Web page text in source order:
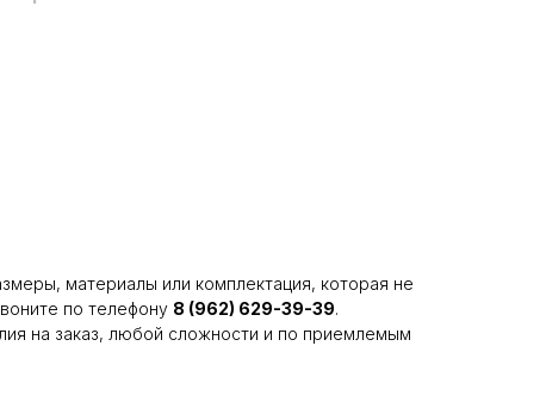
материалы или комплектация, которая не
по телефону 8 (962) 629-39-39.
на заказ, любой сложности и по приемлемым